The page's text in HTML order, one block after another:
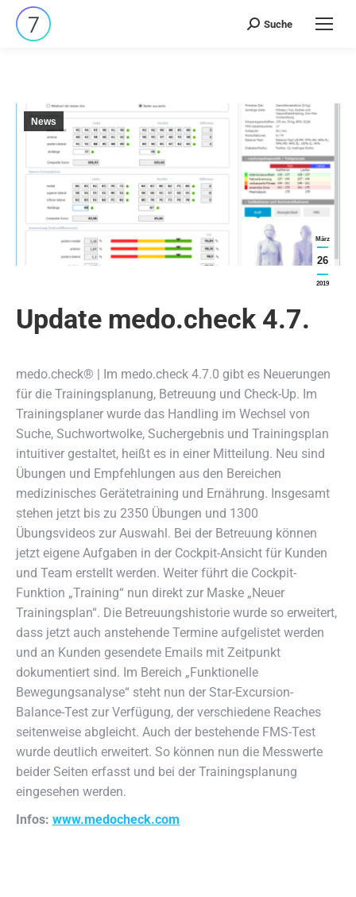
Search:
Suche
März
26
2019
News
Update medo.check 4.7.
medo.check® | Im medo.check 4.7.0 gibt es Neuerungen
für die Trainingsplanung, Betreuung und Check-Up. Im
Trainingsplaner wurde das Handling im Wechsel von
Suche, Suchwortwolke, Suchergebnis und Trainingsplan
intuitiver gestaltet, heißt es in einer Mitteilung. Neu sind
Übungen und Empfehlungen aus den Bereichen
medizinisches Gerätetraining und Ernährung. Insgesamt
stehen jetzt bis zu 2350 Übungen und 1300
Übungsvideos zur Auswahl. Bei der Betreuung können
jetzt eigene Aufgaben in der Cockpit-Ansicht für Kunden
und Team erstellt werden. Weiter führt die Cockpit-
Funktion „Training“ nun direkt zur Maske „Neuer
Trainingsplan“. Die Betreuungshistorie wurde so erweitert,
dass jetzt auch anstehende Termine aufgelistet werden
und an Kunden gesendete Emails mit Zeitpunkt
dokumentiert sind. Im Bereich „Funktionelle
Bewegungsanalyse“ steht nun der Star-Excursion-
Balance-Test zur Verfügung, der verschiedene Reaches
seitenweise abgleicht. Auch der bestehende FMS-Test
wurde deutlich erweitert. So können nun die Messwerte
beider Seiten erfasst und bei der Trainingsplanung
eingesehen werden.
Infos: www.medocheck.com